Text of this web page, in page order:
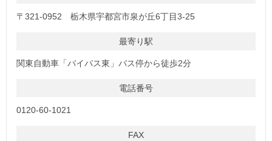
〒321-0952 栃木県宇都宮市泉が丘6丁目3-25
最寄り駅
関東自動車「バイパス東」バス停から徒歩2分
電話番号
0120-60-1021
FAX